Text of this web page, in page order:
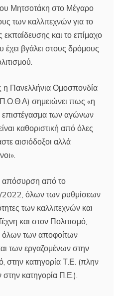
Μητσοτάκη στο Μέγαρο
των καλλιτεχνών για το
εκπαίδευσης και το επίμαχο
βγάλει στους δρόμους
η Πανελλήνια Ομοσπονδία
σημειώνει πως «η
επιστέγασμα των αγώνων
καθοριστική από όλες
αισιόδοξοι αλλά
απόσυρση από το
2022, όλων των ρυθμίσεων
των καλλιτεχνών και
και στον Πολιτισμό,
των αποφοίτων
των εργαζομένων στην
στην κατηγορία Τ.Ε. (πλην
κατηγορία Π.Ε.).